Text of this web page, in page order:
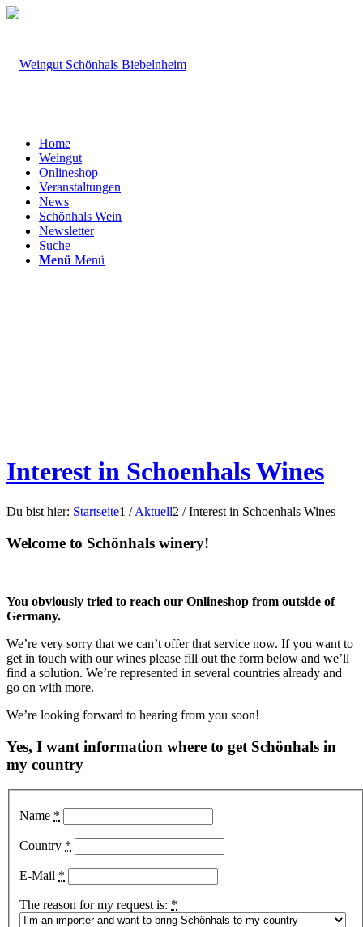
Home
Weingut
Onlineshop
Veranstaltungen
News
Schönhals Wein
Newsletter
Suche
Menü Menü
Interest in Schoenhals Wines
Du bist hier: Startseite1 / Aktuell2 / Interest in Schoenhals Wines
Welcome to Schönhals winery!
You obviously tried to reach our Onlineshop from outside of
Germany.
We’re very sorry that we can’t offer that service now. If you want to
get in touch with our wines please fill out the form below and we’ll
find a solution. We’re represented in several countries already and
go on with more.
We’re looking forward to hearing from you soon!
Yes, I want information where to get Schönhals in
my country
Name *
Country *
E-Mail *
The reason for my request is: *